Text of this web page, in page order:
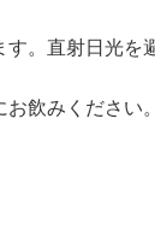
す。直射日光を
飲みください。